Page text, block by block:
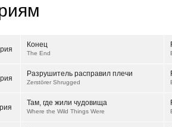
Конец
The End
Разрушитель расправил плечи
Zerstörer Shrugged
Там, где жили чудовища
Where the Wild Things Were